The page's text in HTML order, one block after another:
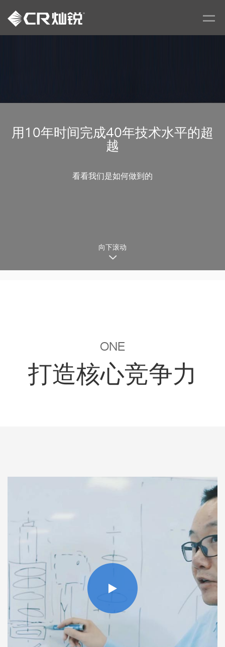
用10年时间完成40年技术水平的超
越
看看我们是如何做到的
向下滚动
ONE
打造核心竞争力